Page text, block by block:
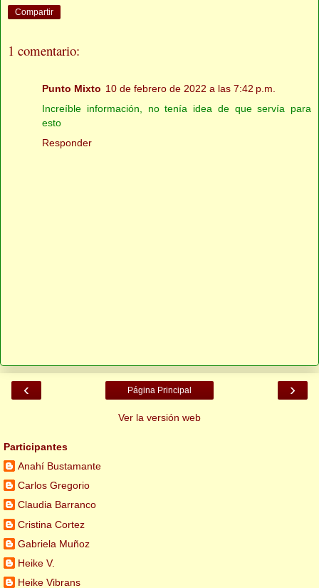
Compartir
1 comentario:
Punto Mixto 10 de febrero de 2022 a las 7:42 p.m.
Increíble información, no tenía idea de que servía para
esto
Responder
‹ ›
Página Principal
Ver la versión web
Participantes
Anahí Bustamante
Carlos Gregorio
Claudia Barranco
Cristina Cortez
Gabriela Muñoz
Heike V.
Heike Vibrans